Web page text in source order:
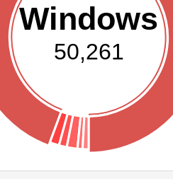
Windows
50,261